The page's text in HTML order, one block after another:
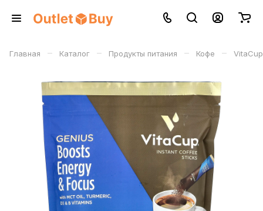
Главная – Каталог – Продукты питания – Кофе –